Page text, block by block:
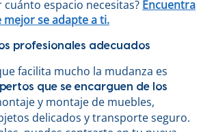
cuánto espacio necesitas? Encuentra
se adapte a ti.
profesionales adecuados
facilita mucho la mudanza es
que se encarguen de los
y montaje de muebles,
delicados y transporte seguro.